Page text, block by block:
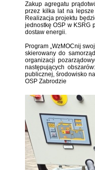
Zakup agregatu
przez kilka lat na lepsze
Realizacja projektu
jednostkę OSP w KSRG
dostaw energii.
Program „WzMOCnij
skierowany do
organizacji
następujących
publicznej, środowisko
OSP Zabrodzie